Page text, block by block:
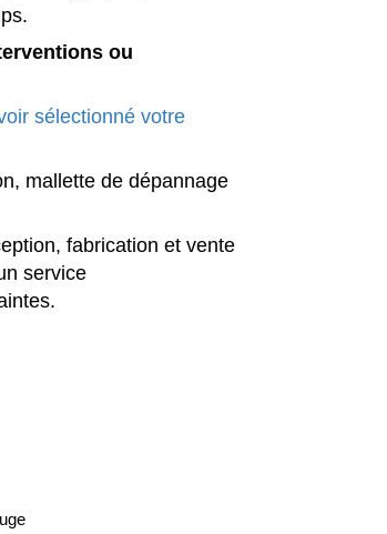
ou
sélectionné votre
mallette de dépannage
fabrication et vente
service